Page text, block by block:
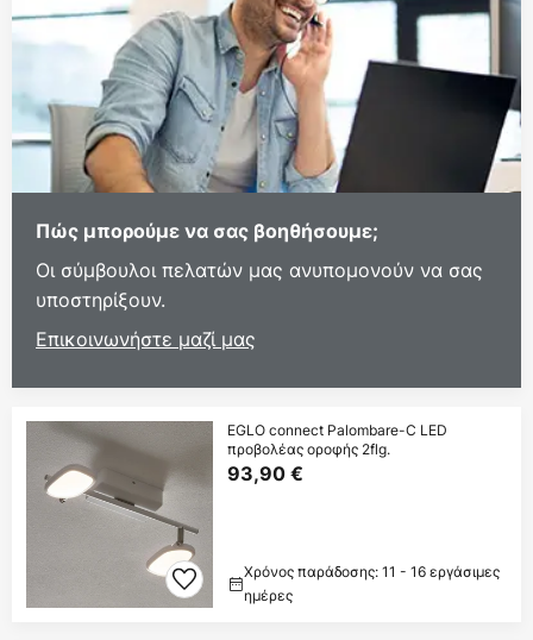
Πώς μπορούμε να σας βοηθήσουμε;
Οι σύμβουλοι πελατών μας ανυπομονούν να σας
υποστηρίξουν.
Επικοινωνήστε μαζί μας
EGLO connect Palombare-C LED
προβολέας οροφής 2flg.
93,90 €
Χρόνος παράδοσης: 11 - 16 εργάσιμες
ημέρες